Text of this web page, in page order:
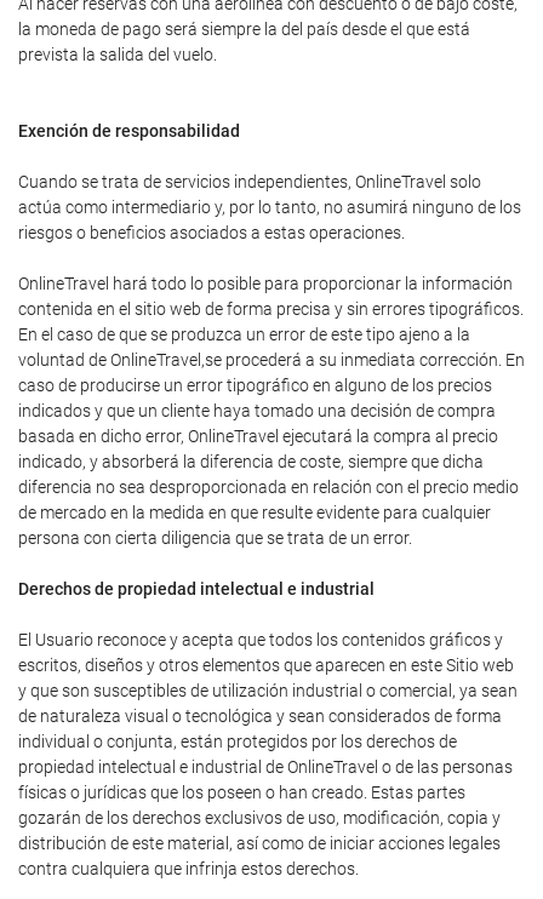
la moneda de pago será siempre la del país desde el que está
prevista la salida del vuelo.
Exención de responsabilidad
Cuando se trata de servicios independientes, OnlineTravel solo
actúa como intermediario y, por lo tanto, no asumirá ninguno de los
riesgos o beneficios asociados a estas operaciones.
OnlineTravel hará todo lo posible para proporcionar la información
contenida en el sitio web de forma precisa y sin errores tipográficos.
En el caso de que se produzca un error de este tipo ajeno a la
voluntad de OnlineTravel,se procederá a su inmediata corrección. En
caso de producirse un error tipográfico en alguno de los precios
indicados y que un cliente haya tomado una decisión de compra
basada en dicho error, OnlineTravel ejecutará la compra al precio
indicado, y absorberá la diferencia de coste, siempre que dicha
diferencia no sea desproporcionada en relación con el precio medio
de mercado en la medida en que resulte evidente para cualquier
persona con cierta diligencia que se trata de un error.
Derechos de propiedad intelectual e industrial
El Usuario reconoce y acepta que todos los contenidos gráficos y
escritos, diseños y otros elementos que aparecen en este Sitio web
y que son susceptibles de utilización industrial o comercial, ya sean
de naturaleza visual o tecnológica y sean considerados de forma
individual o conjunta, están protegidos por los derechos de
propiedad intelectual e industrial de OnlineTravel o de las personas
físicas o jurídicas que los poseen o han creado. Estas partes
gozarán de los derechos exclusivos de uso, modificación, copia y
distribución de este material, así como de iniciar acciones legales
contra cualquiera que infrinja estos derechos.